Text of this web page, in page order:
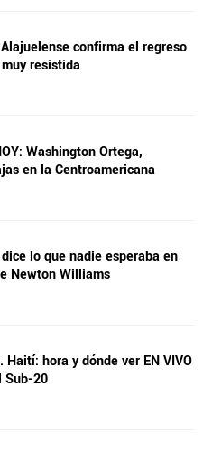
confirma el regreso
resistida
Washington Ortega,
en la Centroamericana
lo que nadie esperaba en
Newton Williams
Haití: hora y dónde ver EN VIVO
Sub-20